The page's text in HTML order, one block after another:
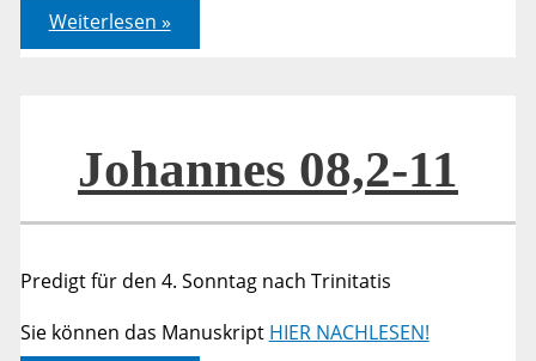
Lukas
06,36-
42
Weiterlesen »
Johannes 08,2-11
Predigt für den 4. Sonntag nach Trinitatis
Sie können das Manuskript HIER NACHLESEN!